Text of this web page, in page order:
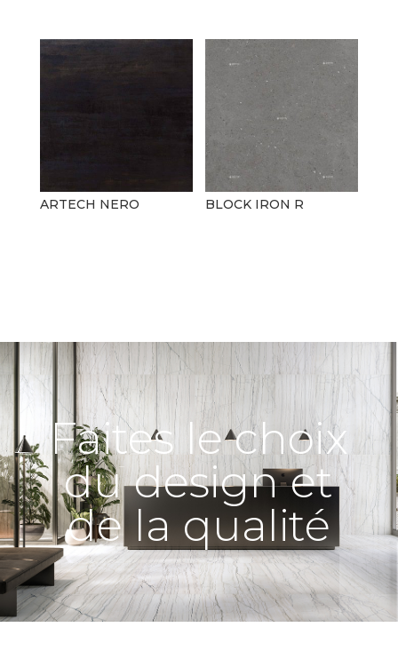
ARTECH NERO BLOCK IRON R
Faites le choix
du design et
de la qualité